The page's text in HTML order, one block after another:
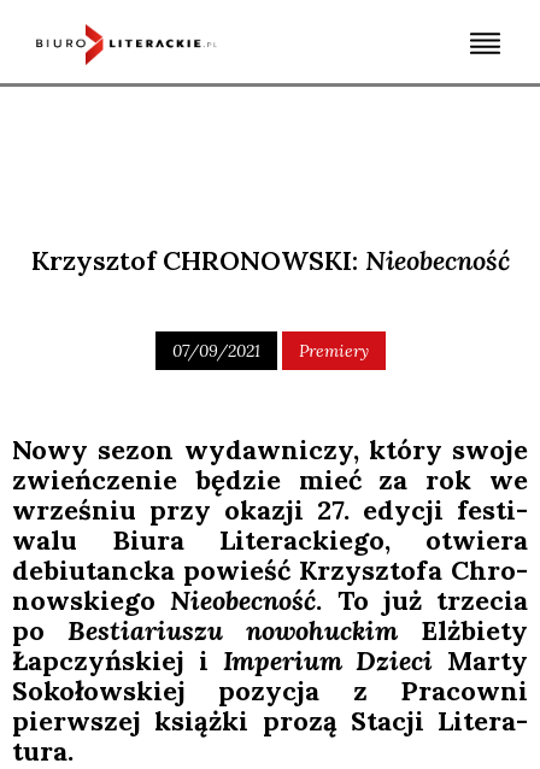
Krzysztof CHRONOWSKI: Nieobecność
07/09/2021 Premiery
Nowy sezon wydaw­ni­czy, któ­ry swo­je
zwień­cze­nie będzie mieć za rok we
wrze­śniu przy oka­zji 27. edy­cji festi­
wa­lu Biu­ra Lite­rac­kie­go, otwie­ra
debiu­tanc­ka powieść Krzysz­to­fa Chro­
now­skie­goNie­obec­ność. To już trze­cia
po Bestia­riu­szu nowo­huc­kim Elż­bie­ty
Łap­czyń­skiej i Impe­rium Dzie­ci Mar­ty
Soko­łow­skiej pozy­cja z Pra­cow­ni
pierw­szej książ­ki pro­zą Sta­cji Lite­ra­
tu­ra.